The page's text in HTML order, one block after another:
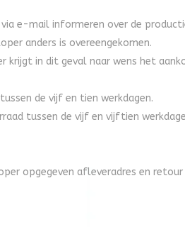
e-mail informeren over de
anders is overeengekomen.
krijgt in dit geval naar wens het
de vijf en tien werkdagen.
tussen de vijf en vijftien
opgegeven afleveradres en